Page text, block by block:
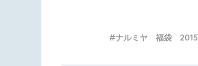
ナルミヤ 福袋 2015